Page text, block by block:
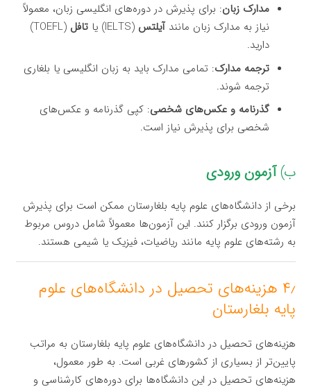
مدارک زبان: برای پذیرش در دوره‌های انگلیسی زبان، معمولاً
نیاز به مدارک زبان مانندآیلتس (IELTS) یا تافل
(TOEFL)
دارید.
ترجمه مدارک: تمامی مدارک باید به زبان انگلیسی یا بلغاری
ترجمه شوند.
گذرنامه و عکس‌های شخصی: کپی گذرنامه و عکس‌های
شخصی برای پذیرش نیاز است.
ب)آزمون ورودی
برخی از دانشگاه‌های علوم پایه بلغارستان ممکن است برای پذیرش
آزمون ورودی برگزار کنند. این آزمون‌ها معمولاً شامل دروس مربوط
به رشته‌های علوم پایه مانند ریاضیات، فیزیک یا شیمی هستند.
۴٫ هزینه‌های تحصیل در دانشگاه‌های علوم
پایه بلغارستان
هزینه‌های تحصیل در دانشگاه‌های علوم پایه بلغارستان به مراتب
پایین‌تر از بسیاری از کشورهای غربی است. به طور معمول،
هزینه‌های تحصیل در این دانشگاه‌ها برای دوره‌های کارشناسی و